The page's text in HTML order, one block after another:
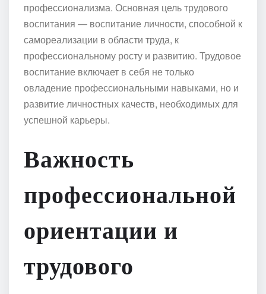
профессионализма. Основная цель трудового
воспитания — воспитание личности, способной к
самореализации в области труда, к
профессиональному росту и развитию. Трудовое
воспитание включает в себя не только
овладение профессиональными навыками, но и
развитие личностных качеств, необходимых для
успешной карьеры.
Важность
профессиональной
ориентации и
трудового